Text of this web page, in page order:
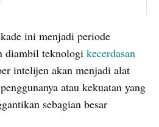
ini menjadi periode
diambil teknologi kecerdasan
intelijen akan menjadi alat
atau kekuatan yang
sebagian besar